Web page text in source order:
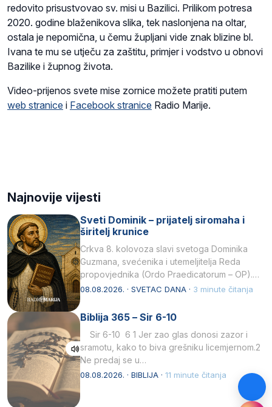
redovito prisustvovao sv. misi u Bazilici. Prilikom potresa
2020. godine blaženikova slika, tek naslonjena na oltar,
ostala je nepomična, u čemu župljani vide znak blizine bl.
Ivana te mu se utječu za zaštitu, primjer i vodstvo u obnovi
Bazilike i župnog života.
Video-prijenos svete mise zornice možete pratiti putem
web stranice i Facebook stranice Radio Marije.
Najnovije vijesti
Sveti Dominik – prijatelj siromaha i
širitelj krunice
Crkva 8. kolovoza slavi svetoga Dominika
Guzmana, svećenika i utemeljitelja Reda
propovjednika (Ordo Praedicatorum – OP).
Svojim životom, dubokom ljubavlju prema
08.08.2026. · SVETAC DANA · 3 minute čitanja
Biblija 365 – Sir 6-10
Sir 6-10 6 1 Jer zao glas donosi zazor i
sramotu, kako to biva grešniku licemjernom.2
Ne predaj se u…
08.08.2026. · BIBLIJA · 11 minute čitanja